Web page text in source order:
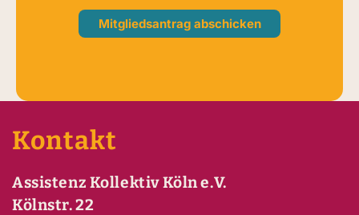
Mitgliedsantrag abschicken
Kontakt
Assistenz Kollektiv Köln e.V.
Kölnstr. 22